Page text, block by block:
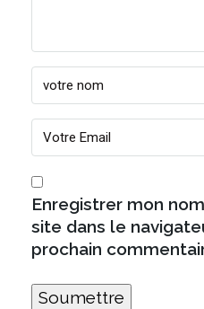
Enregistrer mon
site dans le
prochain